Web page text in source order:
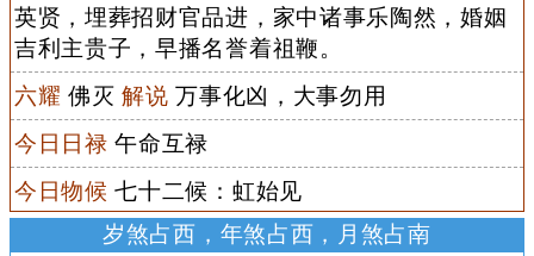
英贤，埋葬招财官品进，家中诸事乐陶然，婚姻
吉利主贵子，早播名誉着祖鞭。
六耀 佛灭解说 万事化凶，大事勿用
今日日禄 午命互禄
今日物候 七十二候：虹始见
岁煞占西，年煞占西，月煞占南